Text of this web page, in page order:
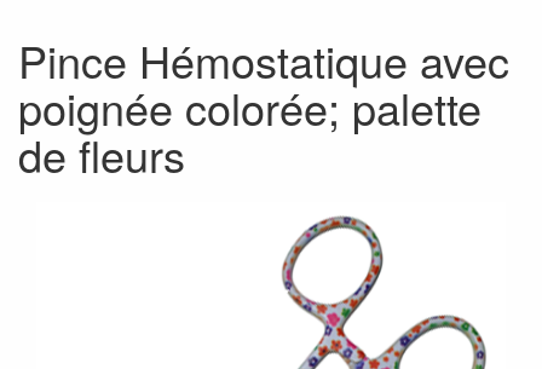
Pince Hémostatique avec
poignée colorée; palette
de fleurs